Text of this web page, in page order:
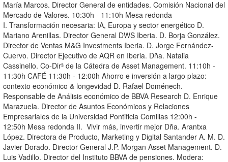
María Marcos. Director General de entidades. Comisión Nacional del
Mercado de Valores. 10:30h - 11:10h Mesa redonda
I. Transformación necesaria: IA, Europa y sector energético D.
Mariano Arenillas. Director General DWS Iberia. D. Borja González.
Director de Ventas M&G Investments Iberia. D. Jorge Fernández-
Cuervo. Director Ejecutivo de AQR en Iberia. Dña. Natalia
Cassinello. Co-Dirª de la Cátedra de Asset Management. 11:10h -
11:30h CAFÉ 11:30h - 12:00h Ahorro e inversión a largo plazo:
contexto económico & longevidad D. Rafael Doménech.
Responsable de Análisis económico de BBVA Research D. Enrique
Marazuela. Director de Asuntos Económicos y Relaciones
Empresariales de la Universidad Pontificia Comillas 12:00h -
12:50h Mesa redonda II. Vivir más, invertir mejor Dña. Arantxa
López. Directora de Producto, Marketing y Digital Santander A. M. D.
Javier Dorado. Director General J.P. Morgan Asset Management. D.
Luis Vadillo. Director del Instituto BBVA de pensiones. Modera: